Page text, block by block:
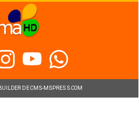
DE CMS-MSPRESS.COM